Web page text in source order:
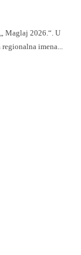
Maglaj 2026.“. U
imena...